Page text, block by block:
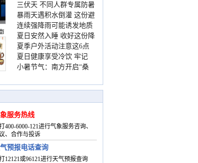
三伏天 不同人群专属防暑
要点请收好
暴雨天遇积水倒灌 这份避
险提示请收好
连续强降雨可能诱发地质
灾害 这些前兆要知道
夏日安然入睡 收好这份降
温小贴士
夏季户外活动注意这6点
防暑健身两不误
夏日健康享受冷饮 牢记
“两注意一控制”
小暑节气：南方开启“桑
季
服务热线
400-6000-121进行气象服务咨询、
、合作与投诉
预报电话查询
12121或96121进行天气预报查询